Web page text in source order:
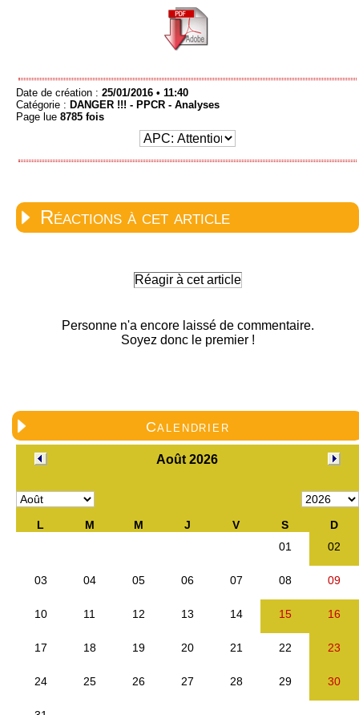
Date de création : 25/01/2016 • 11:40
Catégorie : DANGER !!! - PPCR - Analyses
Page lue 8785 fois
Réactions à cet article
Réagir à cet article
Personne n'a encore laissé de commentaire.
Soyez donc le premier !
Calendrier